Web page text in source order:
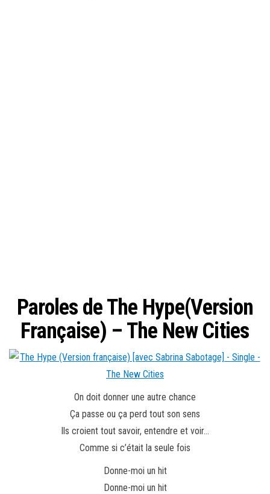
Paroles de The Hype(Version
Française) – The New Cities
On doit donner une autre chance
Ça passe ou ça perd tout son sens
Ils croient tout savoir, entendre et voir…
Comme si c’était la seule fois
Donne-moi un hit
Donne-moi un hit